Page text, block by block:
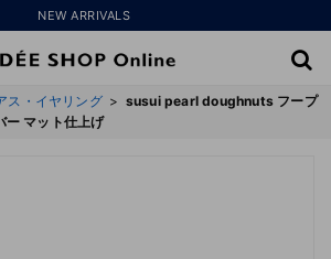
NEW ARRIVALS
ス・イヤリング> susui pearl doughnuts フープ
ー マット仕上げ